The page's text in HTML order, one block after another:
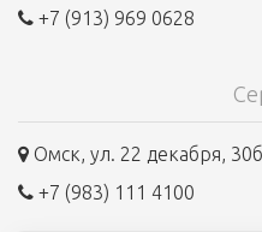
+7 (913) 969 0628
Омск, ул. 22 декабря, 30б
+7 (983) 111 4100